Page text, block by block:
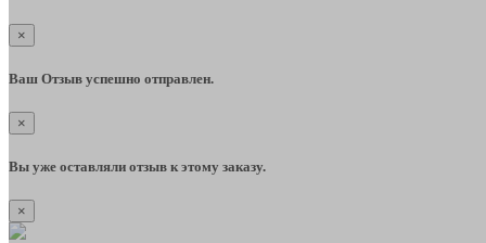
×
Ваш Отзыв успешно отправлен.
×
Вы уже оставляли отзыв к этому заказу.
×